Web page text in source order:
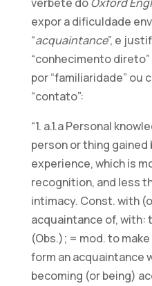
verbete doOxford
expor a dificuldade
“acquaintance”, e
“conhecimento
por “familiaridade” ou
“contato”:
“1. a.1.a Personal
person or thing
experience, which is
recognition, and less
intimacy. Const. with
acquaintance of, with:
(Obs.); = mod. to
form an acquaintance
becoming (or being)